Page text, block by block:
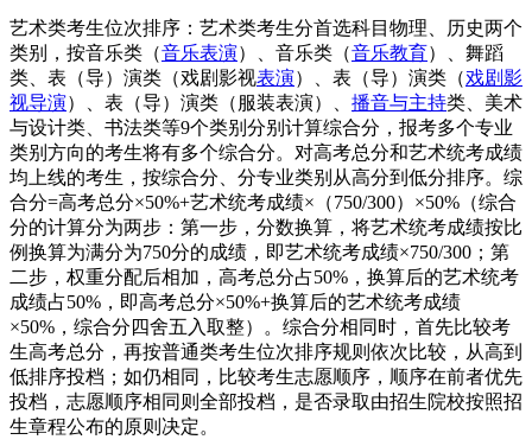
艺术类考生位次排序：艺术类考生分首选科目物理、历史两个
类别，按音乐类（音乐表演）、音乐类（音乐教育）、舞蹈
类、表（导）演类（戏剧影视表演）、表（导）演类（戏剧影
视导演）、表（导）演类（服装表演）、 播音与主持类、美术
与设计类、书法类等9个类别分别计算综合分，报考多个专业
类别方向的考生将有多个综合分。对高考总分和艺术统考成绩
均上线的考生，按综合分、分专业类别从高分到低分排序。综
合分=高考总分×50%+艺术统考成绩×（750/300）×50%（综合
分的计算分为两步：第一步，分数换算，将艺术统考成绩按比
例换算为满分为750分的成绩，即艺术统考成绩×750/300；第
二步，权重分配后相加，高考总分占50%，换算后的艺术统考
成绩占50%，即高考总分×50%+换算后的艺术统考成绩
×50%，综合分四舍五入取整）。综合分相同时，首先比较考
生高考总分，再按普通类考生位次排序规则依次比较，从高到
低排序投档；如仍相同，比较考生志愿顺序，顺序在前者优先
投档，志愿顺序相同则全部投档，是否录取由招生院校按照招
生章程公布的原则决定。